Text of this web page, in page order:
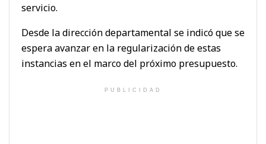
servicio.
Desde la dirección departamental se indicó que se
espera avanzar en la regularización de estas
instancias en el marco del próximo presupuesto.
PUBLICIDAD